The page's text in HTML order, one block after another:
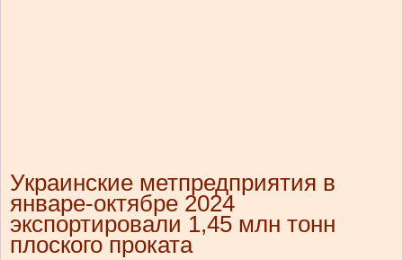
Украинские метпредприятия в
январе-октябре 2024
экспортировали 1,45 млн тонн
плоского проката